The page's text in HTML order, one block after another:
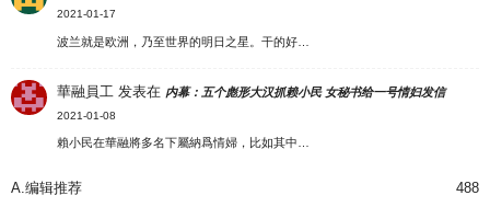
2021-01-17
波兰就是欧洲，乃至世界的明日之星。干的好…
華融員工 发表在 内幕：五个彪形大汉抓赖小民 女秘书给一号情妇发信
2021-01-08
賴小民在華融將多名下屬納爲情婦，比如其中…
A.编辑推荐 488